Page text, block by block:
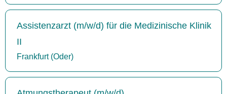
Assistenzarzt (m/w/d) für die Medizinische Klinik
II
Frankfurt (Oder)